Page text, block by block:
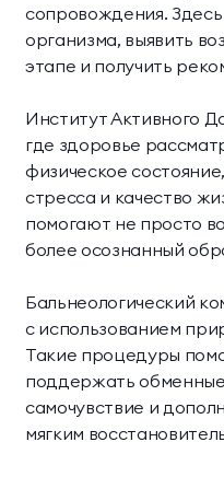
сопровождения.
организма, выявить
этапе и получить
Институт Активного
где здоровье
физическое
стресса и качество
помогают не просто
более осознанный
Бальнеологический
с использованием
Такие процедуры
поддержать
самочувствие и
мягким